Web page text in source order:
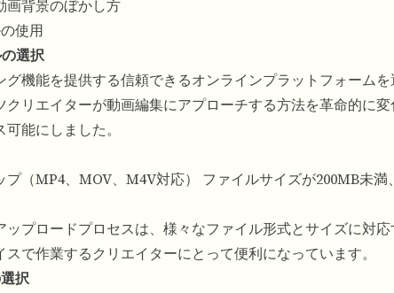
画背景のぼかし方
使用
選択
グ機能を提供する信頼できるオンラインプラットフォーム
クリエイターが動画編集にアプローチする方法を革命的に
能にしました。
（MP4、MOV、M4V対応） ファイルサイズが200MB未満
ップロードプロセスは、様々なファイル形式とサイズに対
で作業するクリエイターにとって便利になっています。
択